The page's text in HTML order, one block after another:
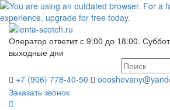
Оператор ответит с 9:00 до 18:00.
выходные дни
+7 (906) 778-40-50
Заказать звонок